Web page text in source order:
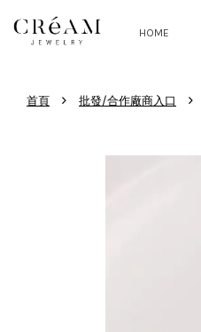
HOME
首頁 › 批發/合作廠商入口 ›